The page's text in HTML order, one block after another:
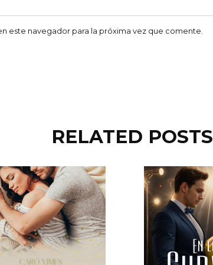
este navegador para la próxima vez que comente.
RELATED POSTS